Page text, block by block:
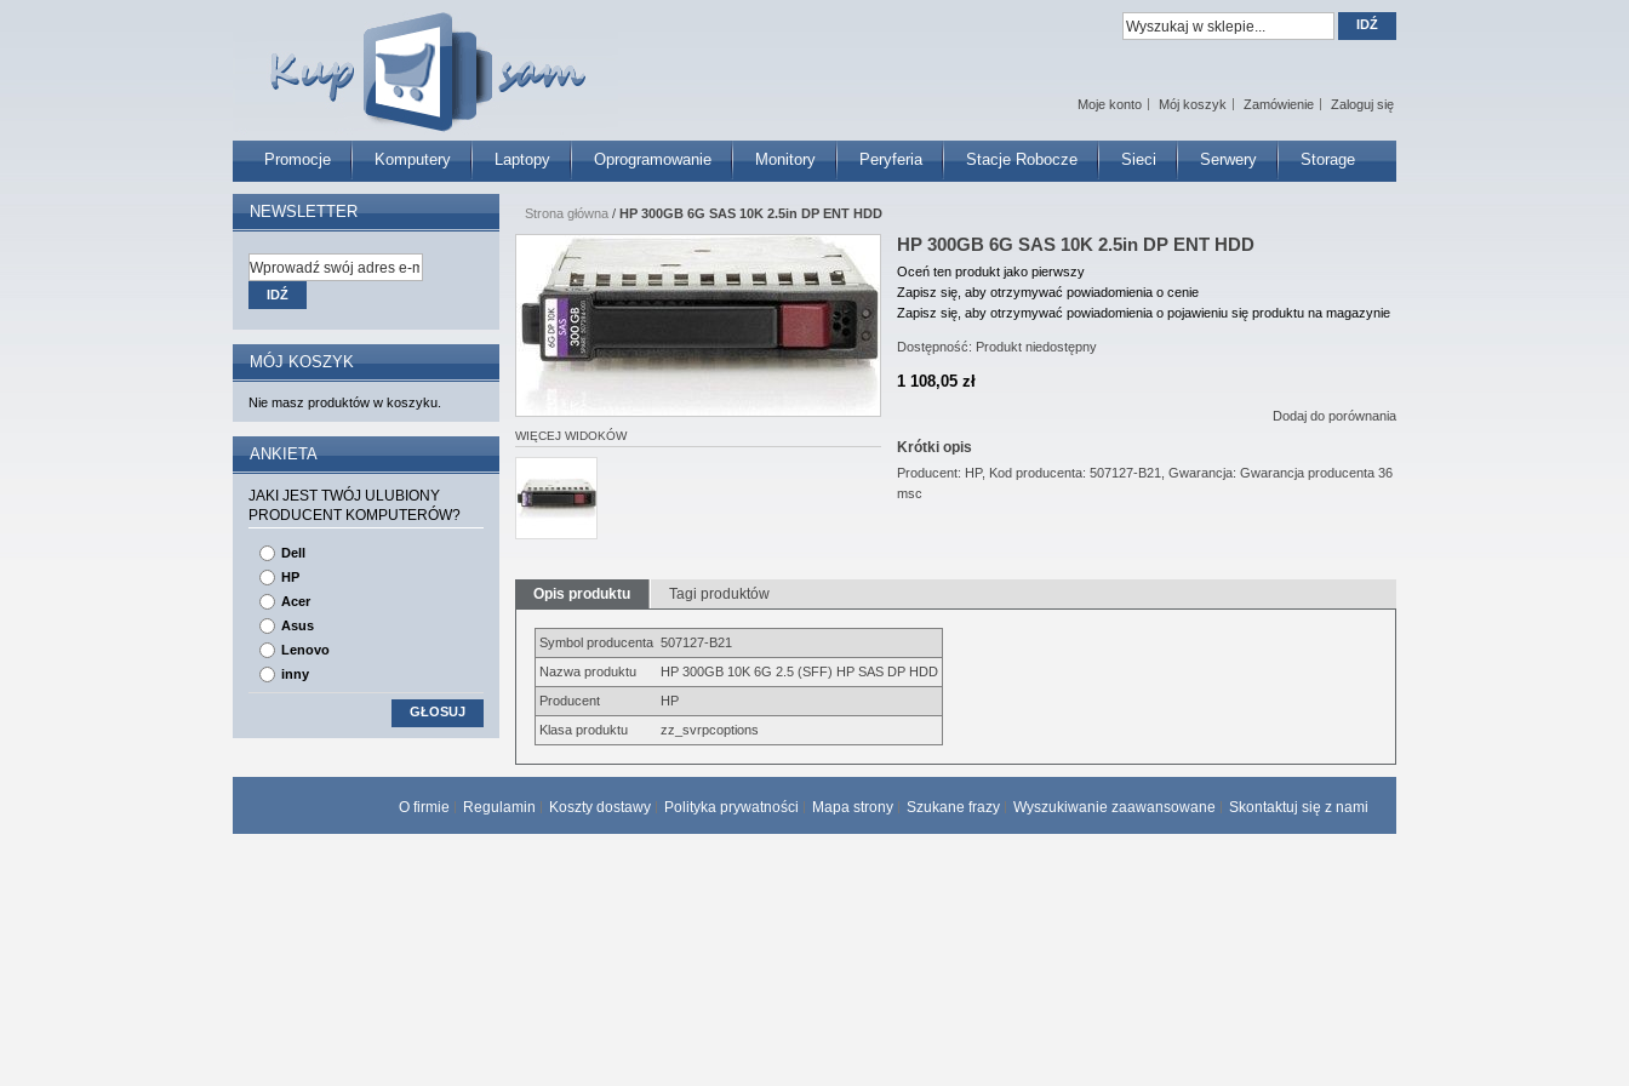
Promocje Komputery Laptopy Oprogramowanie Monitory Peryferia Stacje Robocze Sieci Serwery Storage
Moje konto Mój koszyk Zamówienie Zaloguj się
IDŹ
Strona główna / HP 300GB 6G SAS 10K 2.5in DP ENT HDD
HP 300GB 6G SAS 10K 2.5in DP ENT HDD
Oceń ten produkt jako pierwszy
Zapisz się, aby otrzymywać powiadomienia o cenie
Zapisz się, aby otrzymywać powiadomienia o pojawieniu się produktu na magazynie
Dostępność: Produkt niedostępny
1 108,05 zł
Dodaj do porównania
Krótki opis
Producent: HP, Kod producenta: 507127-B21, Gwarancja: Gwarancja producenta 36
msc
WIĘCEJ WIDOKÓW
Opis produktu Tagi produktów
Symbol producenta 507127-B21
Nazwa produktu
HP 300GB 10K 6G 2.5 (SFF) HP SAS DP HDD
Producent
HP
Klasa produktu
zz_svrpcoptions
NEWSLETTER
IDŹ
MÓJ KOSZYK
Nie masz produktów w koszyku.
ANKIETA
JAKI JEST TWÓJ ULUBIONY
PRODUCENT KOMPUTERÓW?
Dell
HP
Acer
Asus
Lenovo
inny
GŁOSUJ
O firmie Regulamin Koszty dostawy Polityka prywatności Mapa strony Szukane frazy Wyszukiwanie zaawansowane Skontaktuj się z nami